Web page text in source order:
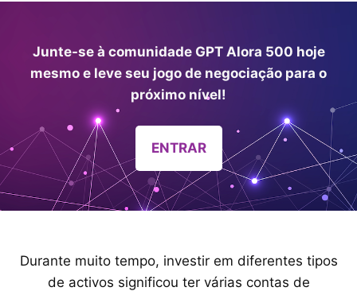
Junte-se à comunidade GPT Alora 500 hoje
mesmo e leve seu jogo de negociação para o
próximo nível!
ENTRAR
Durante muito tempo, investir em diferentes tipos
de activos significou ter várias contas de